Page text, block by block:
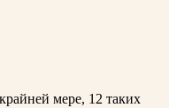
мере, 12 таких